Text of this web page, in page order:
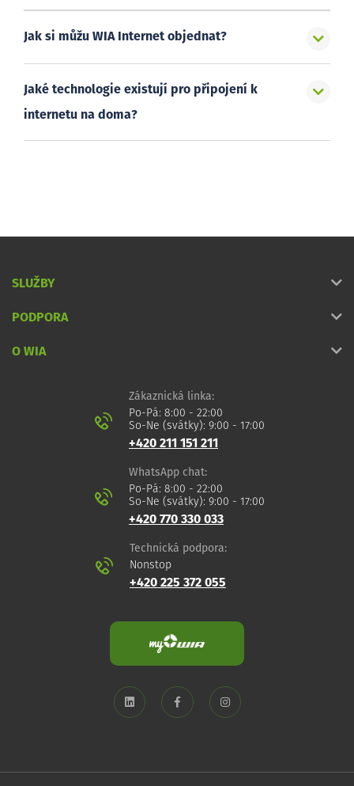
Jak si můžu WIA Internet objednat?
Jaké technologie existují pro připojení k
internetu na doma?
SLUŽBY
PODPORA
O WIA
Zákaznická linka:
Po-Pá: 8:00 - 22:00
So-Ne (svátky): 9:00 - 17:00
+420 211 151 211
WhatsApp chat:
Po-Pá: 8:00 - 22:00
So-Ne (svátky): 9:00 - 17:00
+420 770 330 033
Technická podpora:
Nonstop
+420 225 372 055